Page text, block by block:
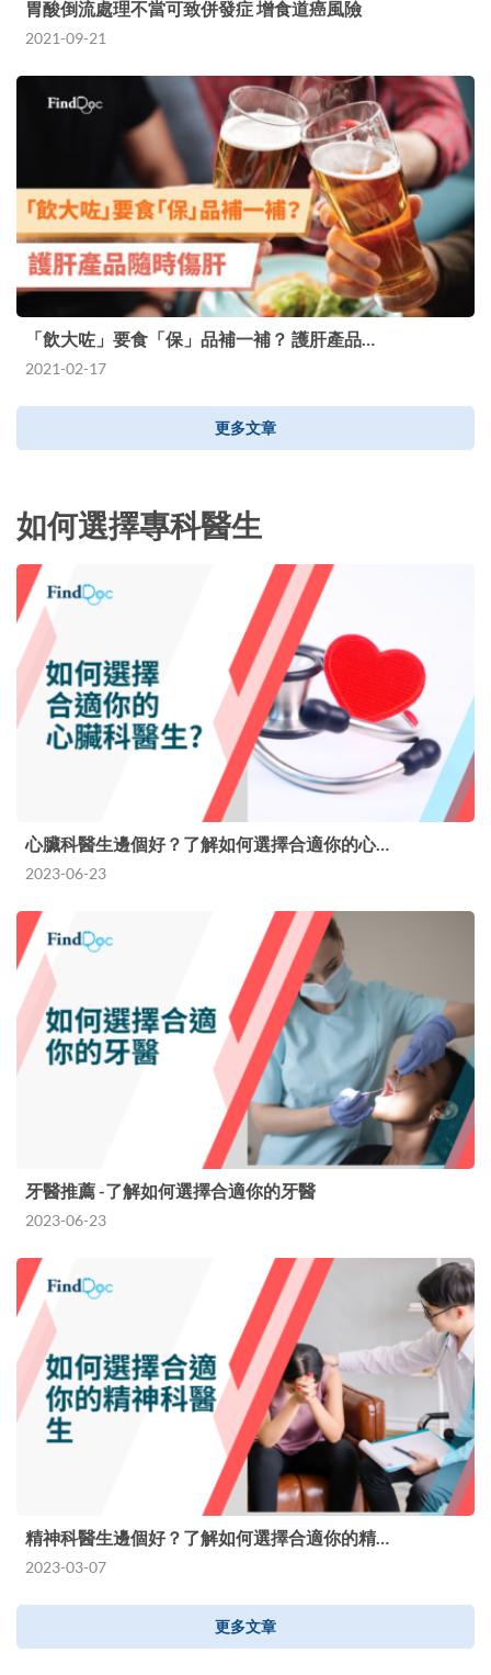
胃酸倒流處理不當可致併發症 增食道癌風險
2021-09-21
「飲大咗」要食「保」品補一補？ 護肝產品…
2021-02-17
更多文章
如何選擇專科醫生
心臟科醫生邊個好？了解如何選擇合適你的心…
2023-06-23
牙醫推薦 -了解如何選擇合適你的牙醫
2023-06-23
精神科醫生邊個好？了解如何選擇合適你的精…
2023-03-07
更多文章